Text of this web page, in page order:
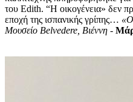
του Edith. “Η οικογένεια» δεν
εποχή της ισπανικής γρίπης…
Μουσείο Belvedere, Βιέννη -